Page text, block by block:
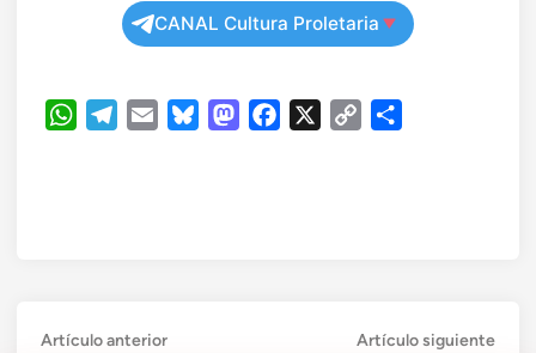
CANAL Cultura Proletaria
WhatsAppTelegram
Email BlueskyMastodonFacebook
Copy
Navegación
Artículo anteriorArtículo Artículo siguiente